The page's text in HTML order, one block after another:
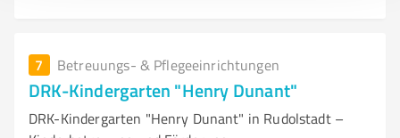
7 Betreuungs- & Pflegeeinrichtungen
DRK-Kindergarten "Henry Dunant"
DRK-Kindergarten "Henry Dunant" in Rudolstadt –